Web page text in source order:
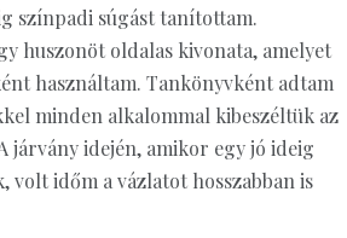
színpadi súgást tanítottam.
huszonöt oldalas kivonata, amelyet
használtam. Tankönyvként adtam
minden alkalommal kibeszéltük az
járvány idején, amikor egy jó ideig
volt időm a vázlatot hosszabban is